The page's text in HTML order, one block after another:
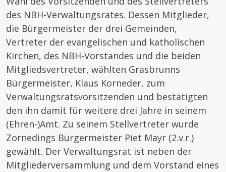
des NBH-Verwaltungsrates. Dessen Mitglieder,
die Bürgermeister der drei Gemeinden,
Vertreter der evangelischen und katholischen
Kirchen, des NBH-Vorstandes und die beiden
Mitgliedsvertreter, wählten Grasbrunns
Bürgermeister, Klaus Korneder, zum
Verwaltungsratsvorsitzenden und bestätigten
den ihn damit für weitere drei Jahre in seinem
(Ehren-)Amt. Zu seinem Stellvertreter wurde
Zornedings Bürgermeister Piet Mayr (2.v.r.)
gewählt. Der Verwaltungsrat ist neben der
Mitgliederversammlung und dem Vorstand eines